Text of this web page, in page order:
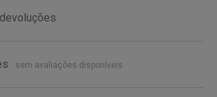
sem avaliações disponíveis